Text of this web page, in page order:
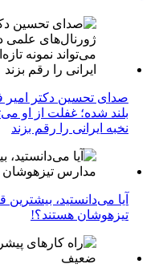
صدای تحسین دکتر امیر
بلند شده؛ غفلت از او
نخبه ایرانی را رقم بزند
آیا می‌دانستید،
تیزهوشان هستند؟!